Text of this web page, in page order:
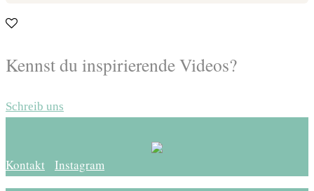
Kennst du inspirierende Videos?
Schreib uns
Kontakt Instagram